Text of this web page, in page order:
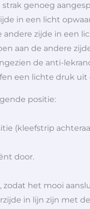
genoeg
in een licht
zijde in een
aan de andere
de anti-
een lichte druk
positie:
(kleefstrip
door.
het mooi
in lijn zijn met